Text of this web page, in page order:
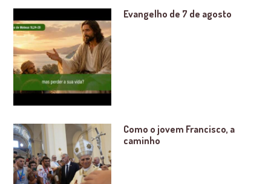
Evangelho de 7 de agosto
Como o jovem Francisco, a
caminho